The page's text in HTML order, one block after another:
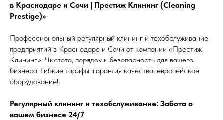
в Краснодаре и Сочи | Престиж Клининг (Cleaning
Prestige)»
Профессиональный регулярный клининг и техобслуживание
предприятий в Краснодаре и Сочи от компании «Престиж
Клининг». Чистота, порядок и безопасность для вашего
бизнеса. Гибкие тарифы, гарантия качества, европейское
оборудование!
Регулярный клининг и техобслуживание: Забота о
вашем бизнесе 24/7